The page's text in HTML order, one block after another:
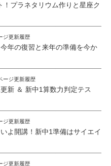
プラネタリウム作りと星座ク
ジ更新履歴
年の復習と来年の準備を今か
ージ更新履歴
新 ＆ 新中1算数力判定テス
ジ更新履歴
よ開講！新中1準備はサイエイ
ジ更新履歴